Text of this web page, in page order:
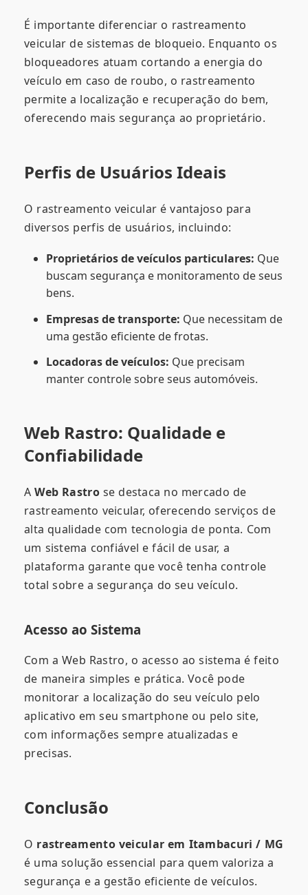
É importante diferenciar o rastreamento
veicular de sistemas de bloqueio. Enquanto os
bloqueadores atuam cortando a energia do
veículo em caso de roubo, o rastreamento
permite a localização e recuperação do bem,
oferecendo mais segurança ao proprietário.
Perfis de Usuários Ideais
O rastreamento veicular é vantajoso para
diversos perfis de usuários, incluindo:
Proprietários de veículos particulares: Que
buscam segurança e monitoramento de seus
bens.
Empresas de transporte: Que necessitam de
uma gestão eficiente de frotas.
Locadoras de veículos: Que precisam
manter controle sobre seus automóveis.
Web Rastro: Qualidade e
Confiabilidade
AWeb Rastrose destaca no mercado de
rastreamento veicular, oferecendo serviços de
alta qualidade com tecnologia de ponta. Com
um sistema confiável e fácil de usar, a
plataforma garante que você tenha controle
total sobre a segurança do seu veículo.
Acesso ao Sistema
Com a Web Rastro, o acesso ao sistema é feito
de maneira simples e prática. Você pode
monitorar a localização do seu veículo pelo
aplicativo em seu smartphone ou pelo site,
com informações sempre atualizadas e
precisas.
Conclusão
O rastreamento veicular em Itambacuri / MG
é uma solução essencial para quem valoriza a
segurança e a gestão eficiente de veículos.